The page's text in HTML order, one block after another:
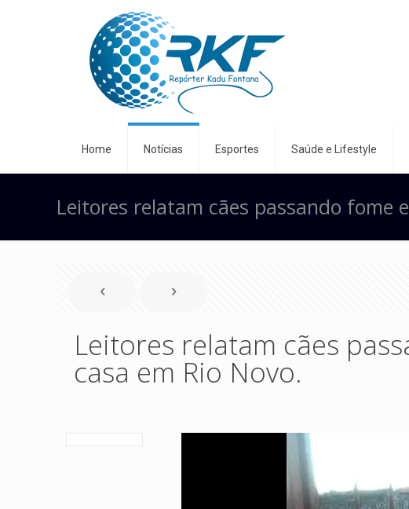
Home Notícias Esportes Saúde e Lifestyle
Leitores relatam cães passando fome
Leitores relatam cães
casa em Rio Novo.